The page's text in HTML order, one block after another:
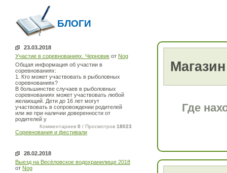
БЛОГИ
23.03.2018
Участие в соревнованиях. Черновик от Nog
Общая информация об участии в
соревнованиях:
1. Кто может участвовать в рыболовных
соревнованиях?
В большинстве случаев в рыболовных
соревнованиях может участвовать любой
желающий. Дети до 16 лет могут
участвовать в сопровождении родителей
или же при наличии доверенности от
родителей у
Комментариев 0 / Просмотров 18023
Соревнования и фестивали
28.02.2018
Выезд на Весёловское водохранилище 2018
от Nog
Где